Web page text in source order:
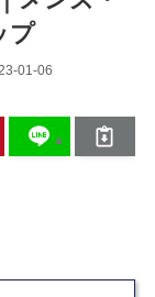
プ
01-06